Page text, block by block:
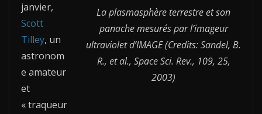
La plasmasphère terrestre et son
panache mesurés par l’imageur
ultraviolet d’IMAGE (Credits: Sandel, B.
R., et al., Space Sci. Rev., 109, 25,
2003)
janvier,
Scott
Tilley, un
astronom
e amateur
et
« traqueur